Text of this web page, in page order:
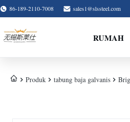
86-189-2110-7008 sales1@slssteel.com
RUMAH
Produk tabung baja galvanis